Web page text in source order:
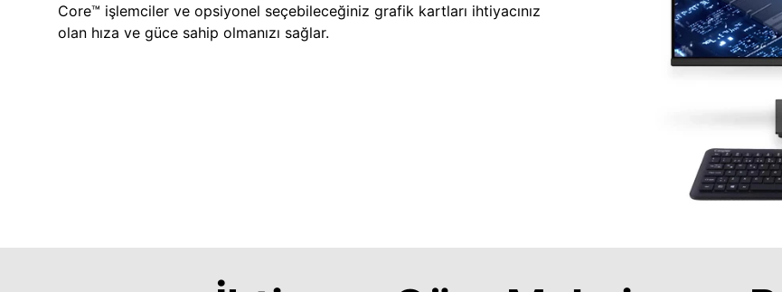
Core™ işlemciler ve opsiyonel seçebileceğiniz grafik kartları ihtiyacınız
olan hıza ve güce sahip olmanızı sağlar.